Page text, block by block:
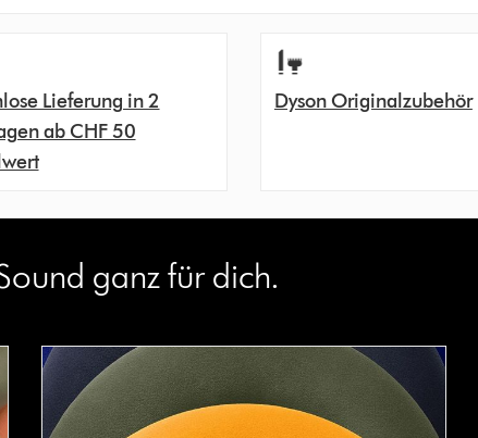
Lieferung in 2
ab CHF 50
Dyson Originalzubehör
ganz für dich.